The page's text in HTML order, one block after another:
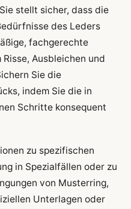
stellt sicher, dass die
des Leders
fachgerechte
Ausbleichen und
Sie die
indem Sie die in
Schritte konsequent
zu spezifischen
in Spezialfällen oder zu
von Musterring,
Unterlagen oder